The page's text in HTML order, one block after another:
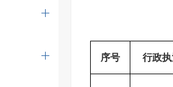
序号 行政